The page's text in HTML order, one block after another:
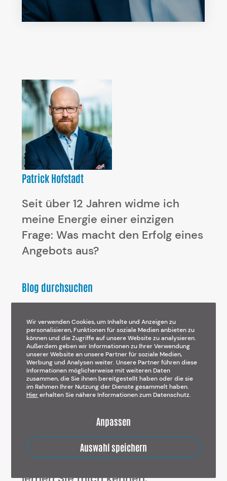
Patrick Hofstadt
Seit über 12 Jahren widme ich
meine Energie einer einzigen
Frage: Was macht den Erfolg eines
Angebots aus?
Blog durchsuchen
Suchen
begeisterte Kunden
Sichern Sie sich jetzt Ihr
kostenloses Gespräch mit mir und
Wir verwenden Cookies, um Inhalte und Anzeigen zu
personalisieren, Funktionen für soziale Medien anbieten zu
können und die Zugriffe auf unsere Website zu analysieren.
Außerdem geben wir Informationen zu Ihrer Verwendung
unserer Website an unsere Partner für soziale Medien,
Werbung und Analysen weiter. Unsere Partner führen diese
Informationen möglicherweise mit weiteren Daten
zusammen, die Sie ihnen bereitgestellt haben oder die sie
im Rahmen Ihrer Nutzung der Dienste gesammelt haben.
Hiererhalten Sie nähere Informationen zum Datenschutz.
Anpassen
Auswahl speichern